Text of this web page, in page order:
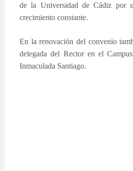
de la Universidad de Cádiz por
crecimiento constante.
En la renovación del convenio
delegada del Rector en el
Inmaculada Santiago.